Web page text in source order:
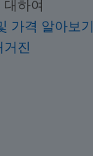
하여
가격 알아보기
진